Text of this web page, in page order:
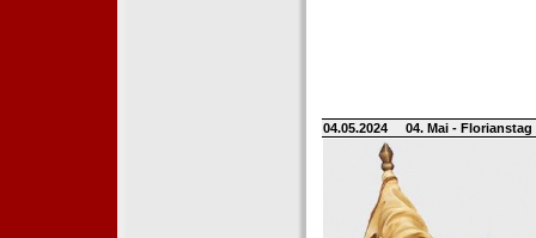
04.05.2024 04. Mai -